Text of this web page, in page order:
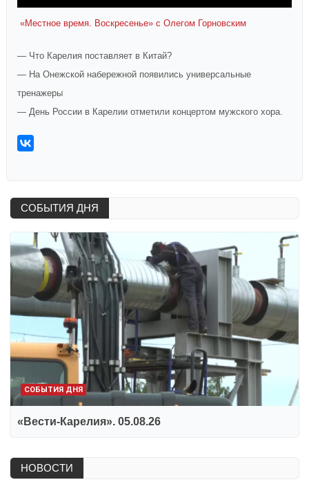
«Местное время. Воскресенье» с Олегом Горновским
— Что Карелия поставляет в Китай?
— На Онежской набережной появились универсальные
тренажеры
— День России в Карелии отметили концертом мужского хора.
СОБЫТИЯ ДНЯ
СОБЫТИЯ ДНЯ
«Вести-Карелия». 05.08.26
НОВОСТИ